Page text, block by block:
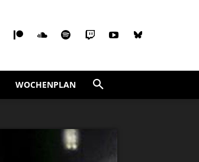
WOCHENPLAN